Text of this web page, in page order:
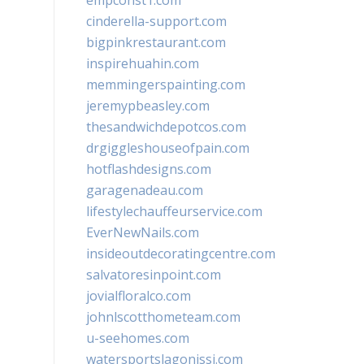
cinderella-support.com
bigpinkrestaurant.com
inspirehuahin.com
memmingerspainting.com
jeremypbeasley.com
thesandwichdepotcos.com
drgiggleshouseofpain.com
hotflashdesigns.com
garagenadeau.com
lifestylechauffeurservice.com
EverNewNails.com
insideoutdecoratingcentre.com
salvatoresinpoint.com
jovialfloralco.com
johnlscotthometeam.com
u-seehomes.com
watersportslagonissi.com